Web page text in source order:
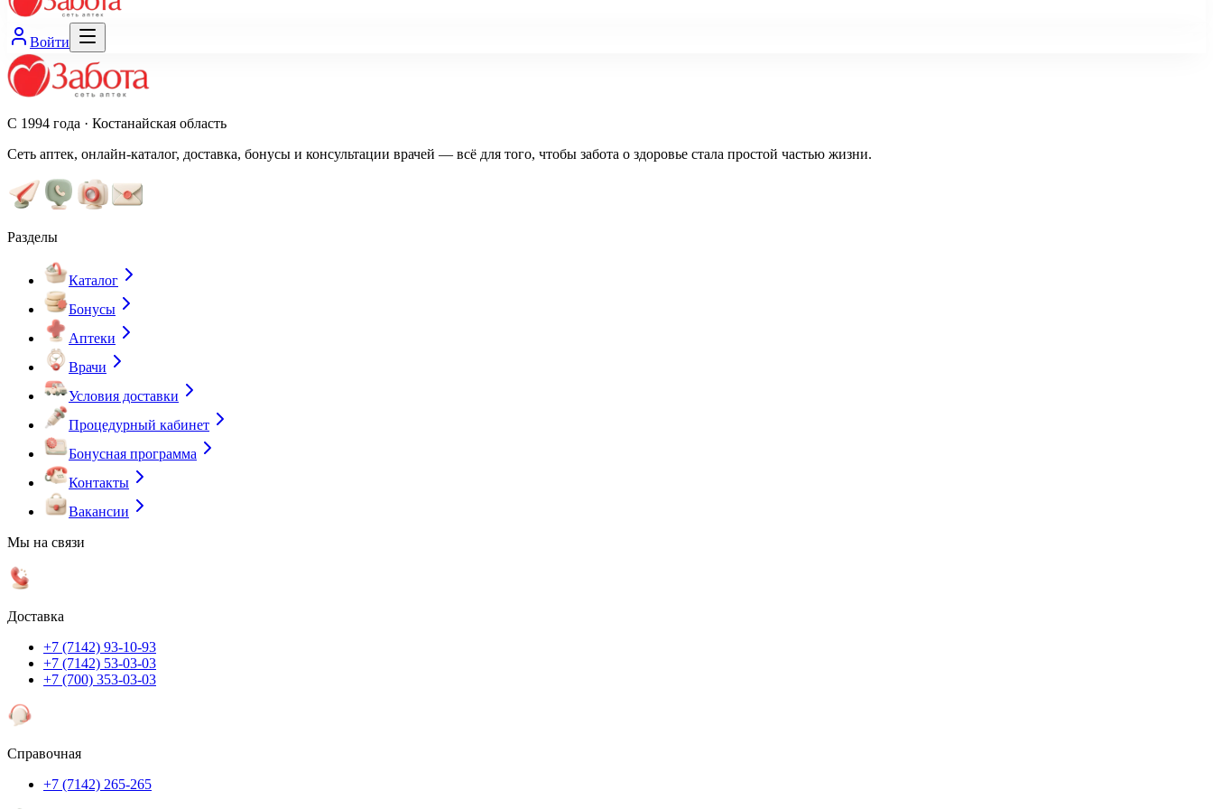
Войти
С 1994 года · Костанайская область
Сеть аптек, онлайн-каталог, доставка, бонусы и консультации врачей — всё для того, чтобы забота о здоровье стала простой частью жизни.
Разделы
Каталог
Бонусы
Аптеки
Врачи
Условия доставки
Процедурный кабинет
Бонусная программа
Контакты
Вакансии
Мы на связи
Доставка
+7 (7142) 93-10-93
+7 (7142) 53-03-03
+7 (700) 353-03-03
Справочная
+7 (7142) 265-265